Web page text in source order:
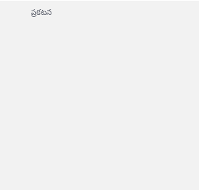
ప్రకటన